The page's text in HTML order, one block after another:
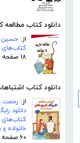
دانلود کتاب مطالعه
از: حسین
۱۸ صفحه
دانلود کتاب
از: رحمت
دانلود
کتاب‌های
خانواده و
۶۰ صفحه